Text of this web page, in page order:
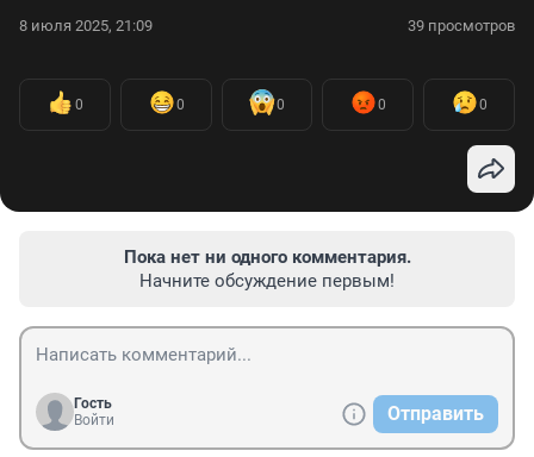
8 июля 2025, 21:09 39 просмотров
0 0 0 0 0
Пока нет ни одного комментария.
Начните обсуждение первым!
Гость
Войти
Отправить